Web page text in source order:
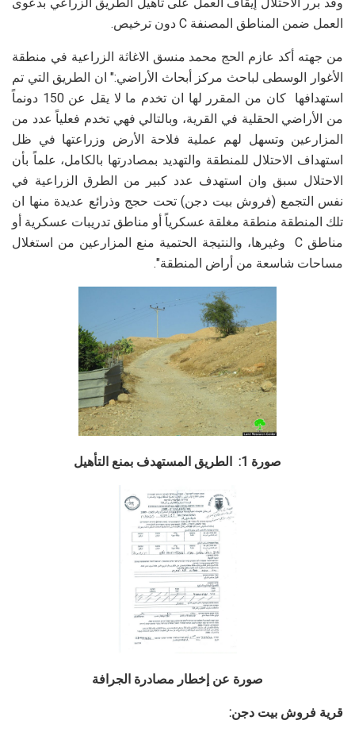
العمل ضمن المناطق المصنفة C دون ترخيص.
من جهته أكد عازم الحج محمد منسق الاغاثة الزراعية في منطقة
الأغوار الوسطى لباحث مركز أبحاث الأراضي:" ان الطريق التي تم
استهدافها كان من المقرر لها ان تخدم ما لا يقل عن 150 دونماً
من الأراضي الحقلية في القرية، وبالتالي فهي تخدم فعلياً عدد من
المزارعين وتسهل لهم عملية فلاحة الأرض وزراعتها في ظل
استهداف الاحتلال للمنطقة والتهديد بمصادرتها بالكامل، علماً بأن
الاحتلال سبق وان استهدف عدد كبير من الطرق الزراعية في
نفس التجمع (فروش بيت دجن) تحت حجج وذرائع عديدة منها ان
تلك المنطقة منطقة مغلقة عسكرياً أو مناطق تدريبات عسكرية أو
مناطقC وغيرها، والنتيجة الحتمية منع المزارعين من استغلال
مساحات شاسعة من أراض المنطقة".
صورة 1: الطريق المستهدف بمنع التأهيل
صورة عن إخطار مصادرة الجرافة
قرية فروش بيت دجن: